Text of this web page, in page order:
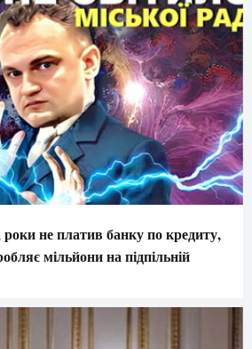
не платив банку по кредиту,
мільйони на підпільній